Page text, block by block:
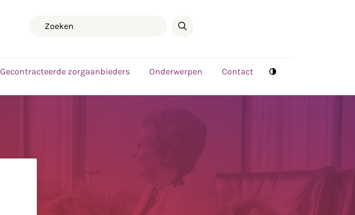
Gecontracteerde zorgaanbieders Onderwerpen Contact